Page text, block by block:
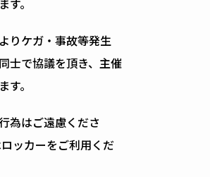
。
りケガ・事故等発生
士で協議を頂き、主催
。
為はご遠慮くださ
ッカーをご利用くだ